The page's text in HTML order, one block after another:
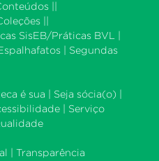
SisEB/Práticas BVL
Segundas
é sua Seja sócia(o)
Serviço
Transparência